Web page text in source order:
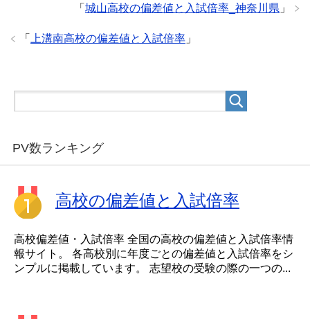
「 城山高校の偏差値と入試倍率_神奈川県 」
「 上溝南高校の偏差値と入試倍率 」
PV数ランキング
高校の偏差値と入試倍率
高校偏差値・入試倍率 全国の高校の偏差値と入試倍率情
報サイト。 各高校別に年度ごとの偏差値と入試倍率をシ
ンプルに掲載しています。 志望校の受験の際の一つの...